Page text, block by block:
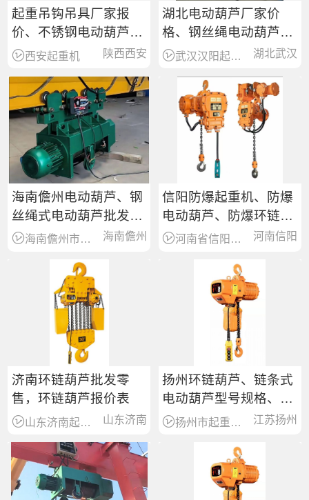
起重吊钩吊具厂家报
价、不锈钢电动葫芦吊
钩
陕西西安
西安起重机
湖北电动葫芦厂家价
格、钢丝绳电动葫芦型
号规格、吨位、高度
湖北武汉
武汉汉阳起重机械销售服务公司
海南儋州电动葫芦、钢
丝绳式电动葫芦批发零
售
海南儋州
海南儋州市起重机销售服务商
信阳防爆起重机、防爆
电动葫芦、防爆环链葫
芦
河南信阳
河南省信阳市起重机械销售服务商
济南环链葫芦批发零
售，环链葫芦报价表
山东济南
山东济南起重机械设备销售服务
扬州环链葫芦、链条式
电动葫芦型号规格、批
发价格
江苏扬州
扬州市起重设备销售服务商